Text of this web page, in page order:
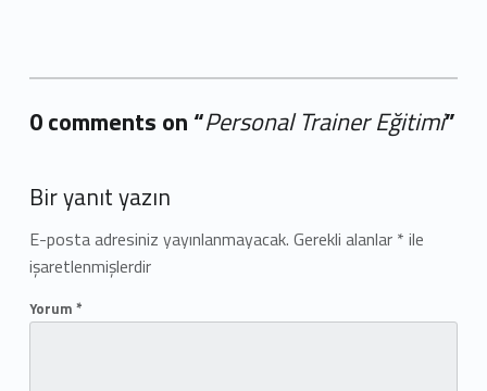
0 comments on “Personal Trainer Eğitimi”
Bir yanıt yazın
E-posta adresiniz yayınlanmayacak. Gerekli alanlar * ile
işaretlenmişlerdir
Yorum *